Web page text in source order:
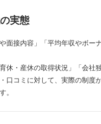
実態
面接内容」「平均年収やボー
休・産休の取得状況」「会社
口コミに対して、実際の制度
。